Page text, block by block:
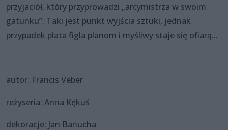
przyjaciół, który przyprowadzi „arcymistrza w swoim
gatunku”. Taki jest punkt wyjścia sztuki, jednak
przypadek płata figla planom i myśliwy staje się ofiarą...
autor: Francis Veber
reżyseria: Anna Kękuś
dekoracje: Jan Banucha